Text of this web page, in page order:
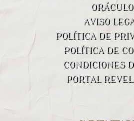
ORÁCULO
AVISO
POLÍTICA DE
POLÍTICA DE
CONDICIONES
PORTAL